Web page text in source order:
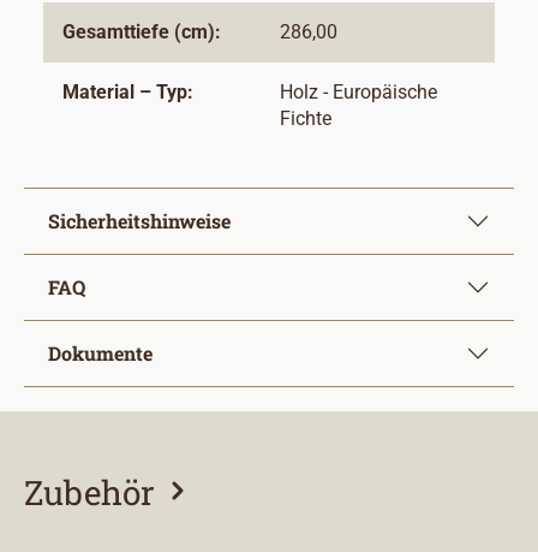
Gesamttiefe (cm): 286,00
Material – Typ:
Holz - Europäische
Fichte
Sicherheitshinweise
FAQ
Dokumente
Zubehör